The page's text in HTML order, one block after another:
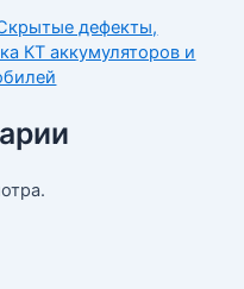
дефекты,
КТ аккумуляторов и